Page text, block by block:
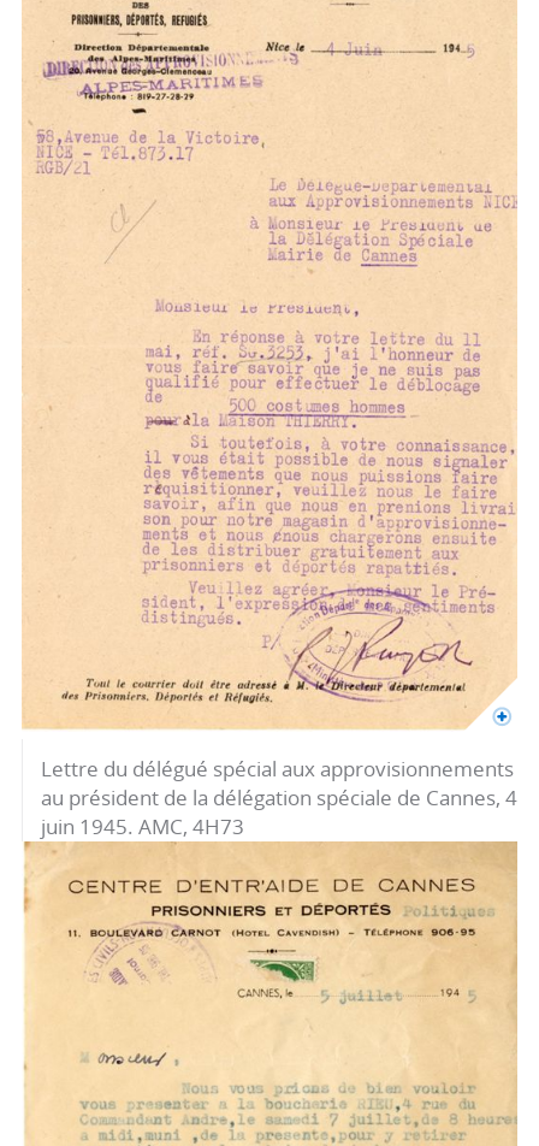
Lettre du délégué spécial aux approvisionnements
au président de la délégation spéciale de Cannes, 4
juin 1945. AMC, 4H73